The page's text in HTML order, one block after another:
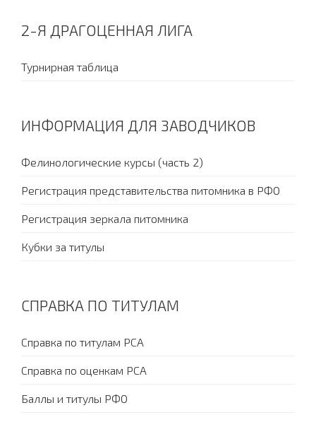
2-Я ДРАГОЦЕННАЯ ЛИГА
Турнирная таблица
ИНФОРМАЦИЯ ДЛЯ ЗАВОДЧИКОВ
Фелинологические курсы (часть 2)
Регистрация представительства питомника в РФО
Регистрация зеркала питомника
Кубки за титулы
СПРАВКА ПО ТИТУЛАМ
Справка по титулам PCA
Справка по оценкам PCA
Баллы и титулы РФО